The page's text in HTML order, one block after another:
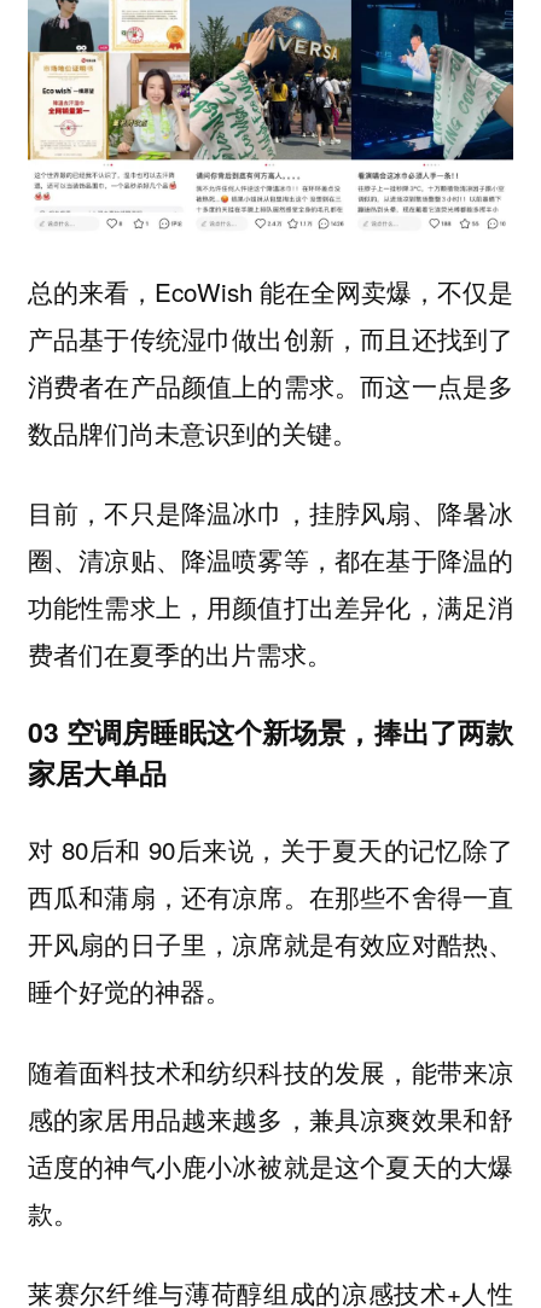
总的来看，EcoWish 能在全网卖爆，不仅是
产品基于传统湿巾做出创新，而且还找到了
消费者在产品颜值上的需求。而这一点是多
数品牌们尚未意识到的关键。
目前，不只是降温冰巾，挂脖风扇、降暑冰
圈、清凉贴、降温喷雾等，都在基于降温的
功能性需求上，用颜值打出差异化，满足消
费者们在夏季的出片需求。
03 空调房睡眠这个新场景，捧出了两款
家居大单品
对 80后和 90后来说，关于夏天的记忆除了
西瓜和蒲扇，还有凉席。在那些不舍得一直
开风扇的日子里，凉席就是有效应对酷热、
睡个好觉的神器。
随着面料技术和纺织科技的发展，能带来凉
感的家居用品越来越多，兼具凉爽效果和舒
适度的神气小鹿小冰被就是这个夏天的大爆
款。
莱赛尔纤维与薄荷醇组成的凉感技术+人性